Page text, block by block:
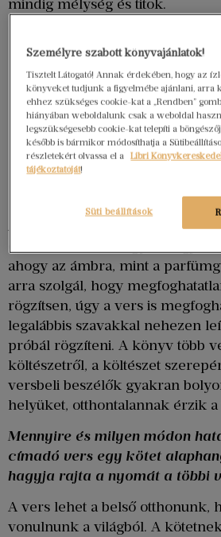
mindig mélység és titok.
A bálnabőr szóban
ahogy az ámbra, mint a
arra szolgál, hogy
rögzítsen, úgy a vers is
legalábbis szavakkal nehezen
próbál rögzíteni. A könyv több
költészetről, a költészet
versbeli beszélők gyakran
helyüket, otthontalannak érzik a
Mennyire és milyen módon
címadó vers egy kötet
hagyja rajta a nyomát a többi
A vers lehet a belső otthonunk,
vonulnunk a világból. A
Személyre szabott könyvajánlatok!
Tisztelt Látogató! Annak érdekében, hogy az
könyveket tudjunk a figyelmébe ajánlani, arra
ehhez szükséges cookie-kat a „Rendben”
hiányában weboldalunk csak a weboldal
legszükségesebb cookie-kat telepíti a
később is bármikor módosíthatja a
részletekért olvassa el a
Libri
tájékoztatóját!
Süti beállítások